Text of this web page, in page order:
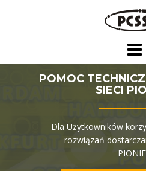
POMOC
SIECI
Dla Użytkowników
rozwiązań